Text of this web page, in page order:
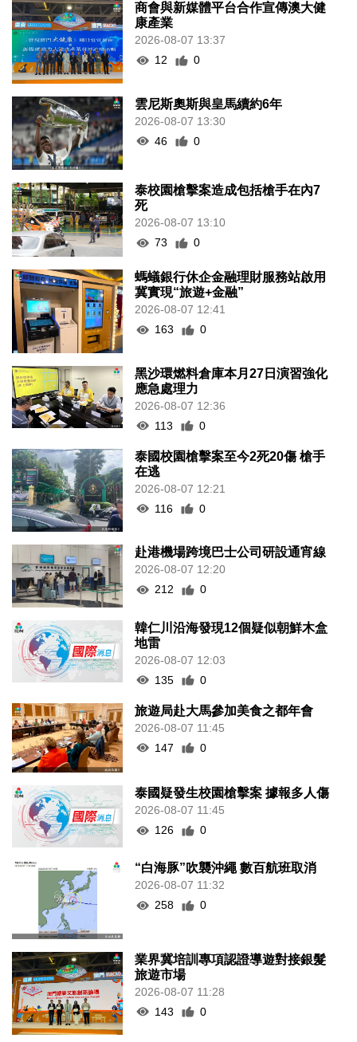
商會與新媒體平台合作宣傳澳大健
康產業
2026-08-07 13:37
12
0
雲尼斯奧斯與皇馬續約6年
2026-08-07 13:30
46
0
泰校園槍擊案造成包括槍手在內7
死
2026-08-07 13:10
73
0
螞蟻銀行休企金融理財服務站啟用
冀實現“旅遊+金融”
2026-08-07 12:41
163
0
黑沙環燃料倉庫本月27日演習強化
應急處理力
2026-08-07 12:36
113
0
泰國校園槍擊案至今2死20傷 槍手
在逃
2026-08-07 12:21
116
0
赴港機場跨境巴士公司研設通宵線
2026-08-07 12:20
212
0
韓仁川沿海發現12個疑似朝鮮木盒
地雷
2026-08-07 12:03
135
0
旅遊局赴大馬參加美食之都年會
2026-08-07 11:45
147
0
泰國疑發生校園槍擊案 據報多人傷
2026-08-07 11:45
126
0
“白海豚”吹襲沖繩 數百航班取消
2026-08-07 11:32
258
0
業界冀培訓專項認證導遊對接銀髮
旅遊市場
2026-08-07 11:28
143
0